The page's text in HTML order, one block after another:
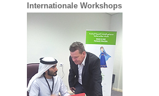
Internationale Workshops